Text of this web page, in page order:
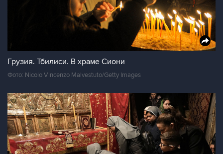
Грузия. Тбилиси. В храме Сиони
Фото: Nicolo Vincenzo Malvestuto/Getty Images